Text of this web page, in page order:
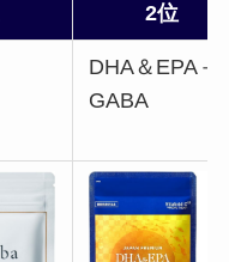
2位
DHA＆EPA＋
GABA